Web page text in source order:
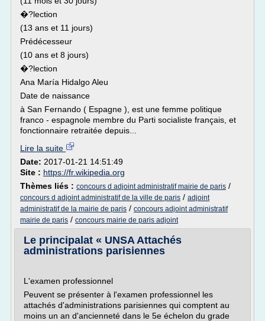
�?lection
(13 ans et 11 jours)
Prédécesseur
(10 ans et 8 jours)
�?lection
Ana María Hidalgo Aleu
Date de naissance
à San Fernando ( Espagne ), est une femme politique
franco - espagnole membre du Parti socialiste français, et
fonctionnaire retraitée depuis...
Lire la suite
Date: 2017-01-21 14:51:49
Site : https://fr.wikipedia.org
Thèmes liés : concours d adjoint administratif mairie de paris /
concours d adjoint administratif de la ville de paris / adjoint
administratif de la mairie de paris / concours adjoint administratif
mairie de paris / concours mairie de paris adjoint
Le principalat « UNSA Attachés
administrations parisiennes
L'examen professionnel
Peuvent se présenter à l'examen professionnel les
attachés d'administrations parisiennes qui comptent au
moins un an d'ancienneté dans le 5e échelon du grade